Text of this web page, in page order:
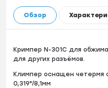
Обзор
Кримпер N-301C для обжима
для других разъёмов.
Климпер оснащен четермя
0,319"/8,1мм